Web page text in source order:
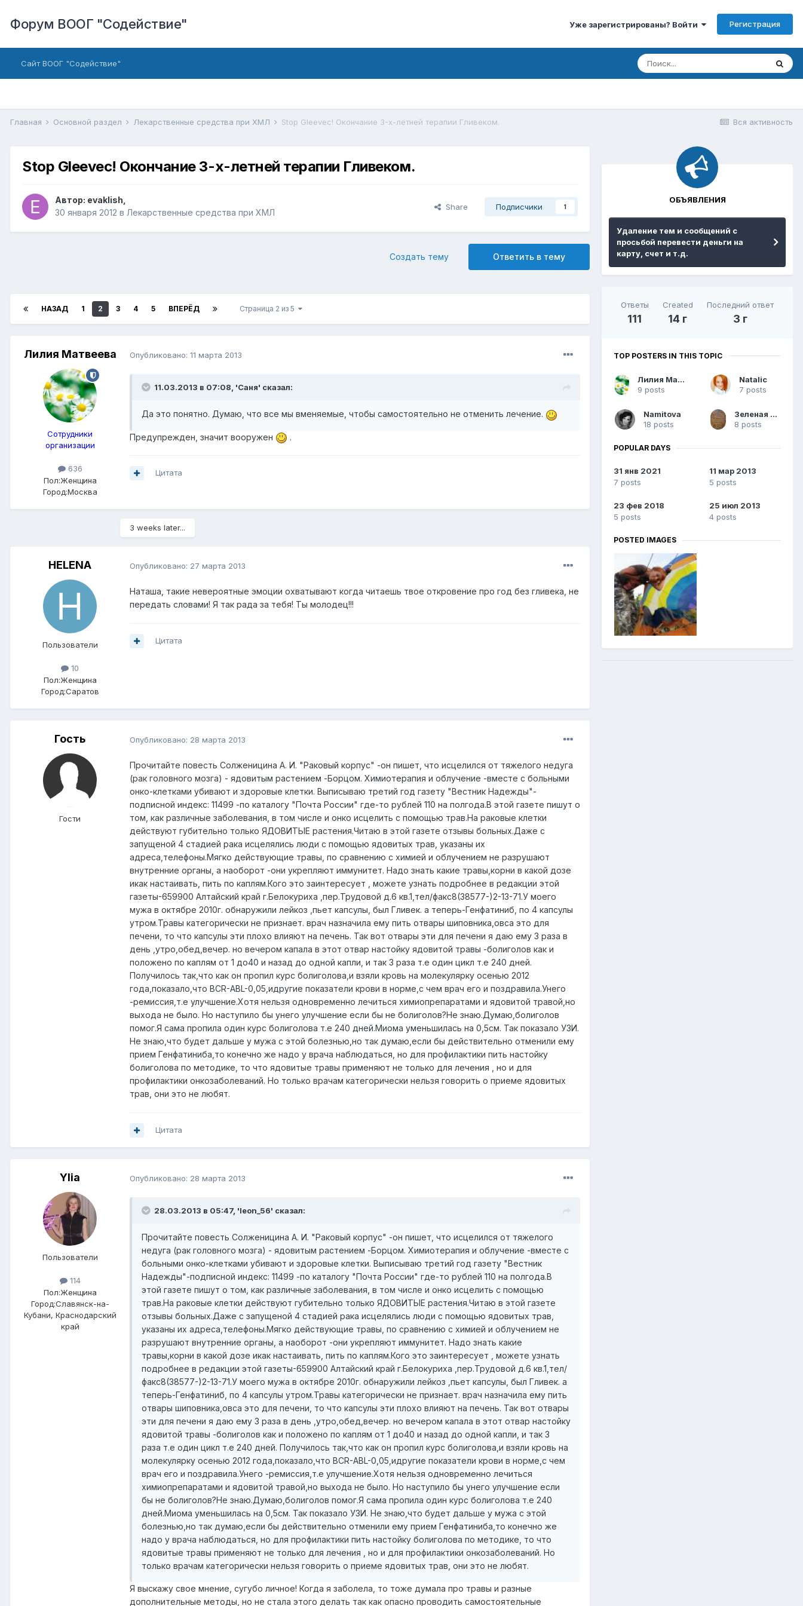
Форум ВООГ "Содействие" Уже зарегистрированы? Войти Регистрация
Сайт ВООГ "Содействие"
Вся активность
Главная Основной раздел Лекарственные средства при ХМЛ Stop Gleevec! Окончание 3-х-летней терапии Гливеком.
Stop Gleevec! Окончание 3-х-летней терапии Гливеком.
Автор: evaklish
30 января 2012 в Лекарственные средства при ХМЛ
Share Подписчики 1
Ответить в тему
Создать тему
НАЗАД 1 2 3 4 5 ВПЕРЁД Страница 2 из 5
Лилия Матвеева
Сотрудники
организации
636
Пол:Женщина
Город:Москва
Опубликовано: 11 марта 2013
11.03.2013 в 07:08, 'Саня' сказал:
Да это понятно. Думаю, что все мы вменяемые, чтобы самостоятельно не отменить лечение.
Предупрежден, значит вооружен .
Цитата
3 weeks later...
HELENA
Пользователи
10
Пол:Женщина
Город:Саратов
Опубликовано: 27 марта 2013
Наташа, такие невероятные эмоции охватывают когда читаешь твое откровение про год без гливека, не
передать словами! Я так рада за тебя! Ты молодец!!!
Цитата
Гость
Гости
Опубликовано: 28 марта 2013
Прочитайте повесть Солженицина А. И. "Раковый корпус" -он пишет, что исцелился от тяжелого недуга
(рак головного мозга) - ядовитым растением -Борцом. Химиотерапия и облучение -вместе с больными
онко-клетками убивают и здоровые клетки. Выписываю третий год газету "Вестник Надежды"-
подписной индекс: 11499 -по каталогу "Почта России" где-то рублей 110 на полгода.В этой газете пишут о
том, как различные заболевания, в том числе и онко исцелить с помощью трав.На раковые клетки
действуют губительно только ЯДОВИТЫЕ растения.Читаю в этой газете отзывы больных.Даже с
запущеной 4 стадией рака исцелялись люди с помощью ядовитых трав, указаны их
адреса,телефоны.Мягко действующие травы, по сравнению с химией и облучением не разрушают
внутренние органы, а наоборот -они укрепляют иммунитет. Надо знать какие травы,корни в какой дозе
икак настаивать, пить по каплям.Кого это заинтересует , можете узнать подробнее в редакции этой
газеты-659900 Алтайский край г.Белокуриха ,пер.Трудовой д.6 кв.1,тел/факс8(38577-)2-13-71.У моего
мужа в октябре 2010г. обнаружили лейкоз ,пьет капсулы, был Гливек. а теперь-Генфатиниб, по 4 капсулы
утром.Травы категорически не признает. врач назначила ему пить отвары шиповника,овса это для
печени, то что капсулы эти плохо влияют на печень. Так вот отвары эти для печени я даю ему 3 раза в
день ,утро,обед,вечер. но вечером капала в этот отвар настойку ядовитой травы -болиголов как и
положено по каплям от 1 до40 и назад до одной капли, и так 3 раза т.е один цикл т.е 240 дней.
Получилось так,что как он пропил курс болиголова,и взяли кровь на молекулярку осенью 2012
года,показало,что BCR-ABL-0,05,идругие показатели крови в норме,с чем врач его и поздравила.Унего
-ремиссия,т.е улучшение.Хотя нельзя одновременно лечиться химиопрепаратами и ядовитой травой,но
выхода не было. Но наступило бы унего улучшение если бы не болиголов?Не знаю.Думаю,болиголов
помог.Я сама пропила один курс болиголова т.е 240 дней.Миома уменьшилась на 0,5см. Так показало УЗИ.
Не знаю,что будет дальше у мужа с этой болезнью,но так думаю,если бы действительно отменили ему
прием Генфатиниба,то конечно же надо у врача наблюдаться, но для профилактики пить настойку
болиголова по методике, то что ядовитые травы применяют не только для лечения , но и для
профилактики онкозаболеваний. Но только врачам категорически нельзя говорить о приеме ядовитых
трав, они это не любят.
Цитата
Ylia
Пользователи
114
Пол:Женщина
Город:Славянск-на-
Кубани, Краснодарский
край
Опубликовано: 28 марта 2013
28.03.2013 в 05:47, 'leon_56' сказал:
Прочитайте повесть Солженицина А. И. "Раковый корпус" -он пишет, что исцелился от тяжелого
недуга (рак головного мозга) - ядовитым растением -Борцом. Химиотерапия и облучение -вместе с
больными онко-клетками убивают и здоровые клетки. Выписываю третий год газету "Вестник
Надежды"-подписной индекс: 11499 -по каталогу "Почта России" где-то рублей 110 на полгода.В
этой газете пишут о том, как различные заболевания, в том числе и онко исцелить с помощью
трав.На раковые клетки действуют губительно только ЯДОВИТЫЕ растения.Читаю в этой газете
отзывы больных.Даже с запущеной 4 стадией рака исцелялись люди с помощью ядовитых трав,
указаны их адреса,телефоны.Мягко действующие травы, по сравнению с химией и облучением не
разрушают внутренние органы, а наоборот -они укрепляют иммунитет. Надо знать какие
травы,корни в какой дозе икак настаивать, пить по каплям.Кого это заинтересует , можете узнать
подробнее в редакции этой газеты-659900 Алтайский край г.Белокуриха ,пер.Трудовой д.6 кв.1,тел/
факс8(38577-)2-13-71.У моего мужа в октябре 2010г. обнаружили лейкоз ,пьет капсулы, был Гливек. а
теперь-Генфатиниб, по 4 капсулы утром.Травы категорически не признает. врач назначила ему пить
отвары шиповника,овса это для печени, то что капсулы эти плохо влияют на печень. Так вот отвары
эти для печени я даю ему 3 раза в день ,утро,обед,вечер. но вечером капала в этот отвар настойку
ядовитой травы -болиголов как и положено по каплям от 1 до40 и назад до одной капли, и так 3
раза т.е один цикл т.е 240 дней. Получилось так,что как он пропил курс болиголова,и взяли кровь на
молекулярку осенью 2012 года,показало,что BCR-ABL-0,05,идругие показатели крови в норме,с чем
врач его и поздравила.Унего -ремиссия,т.е улучшение.Хотя нельзя одновременно лечиться
химиопрепаратами и ядовитой травой,но выхода не было. Но наступило бы унего улучшение если
бы не болиголов?Не знаю.Думаю,болиголов помог.Я сама пропила один курс болиголова т.е 240
дней.Миома уменьшилась на 0,5см. Так показало УЗИ. Не знаю,что будет дальше у мужа с этой
болезнью,но так думаю,если бы действительно отменили ему прием Генфатиниба,то конечно же
надо у врача наблюдаться, но для профилактики пить настойку болиголова по методике, то что
ядовитые травы применяют не только для лечения , но и для профилактики онкозаболеваний. Но
только врачам категорически нельзя говорить о приеме ядовитых трав, они это не любят.
Я выскажу свое мнение, сугубо личное! Когда я заболела, то тоже думала про травы и разные
дополнительные методы, но не стала этого делать так как опасно проводить самостоятельные
ОБЪЯВЛЕНИЯ
Удаление тем и сообщений с
просьбой перевести деньги на
карту, счет и т.д.
Ответы
111
Created
14 г
Последний ответ
3 г
TOP POSTERS IN THIS TOPIC
Лилия Матвеева
9 posts
Natalic
7 posts
Namitova
18 posts
Зеленая кошка
8 posts
POPULAR DAYS
31 янв 2021
7 posts
11 мар 2013
5 posts
23 фев 2018
5 posts
25 июл 2013
4 posts
POSTED IMAGES